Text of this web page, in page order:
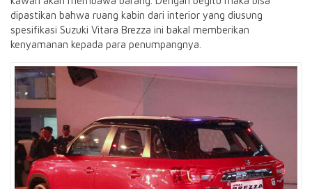
dipastikan bahwa ruang kabin dari interior yang diusung
spesifikasi Suzuki Vitara Brezza ini bakal memberikan
kenyamanan kepada para penumpangnya.